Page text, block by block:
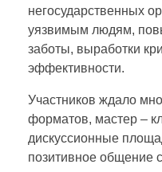
л
I
I
I
негосударственных
уязвимым людям,
заботы, выработки
эффективности.
Участников ждало
форматов, мастер –
дискуссионные
позитивное общение